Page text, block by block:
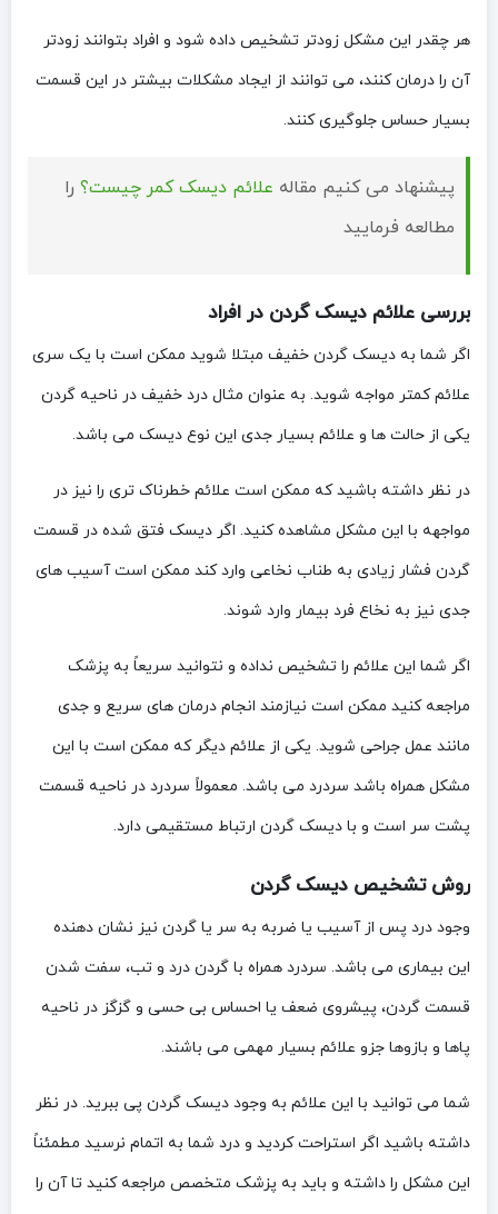
هر چقدر این مشکل زودتر تشخیص داده شود و افراد بتوانند زودتر
آن را درمان کنند، می‌ توانند از ایجاد مشکلات بیشتر در این قسمت
بسیار حساس جلوگیری کنند.
پیشنهاد می کنیم مقاله علائم دیسک کمر چیست؟ را
مطالعه فرمایید
بررسی علائم دیسک گردن در افراد
اگر شما به دیسک گردن خفیف مبتلا شوید ممکن است با یک سری
علائم کمتر مواجه شوید. به عنوان مثال درد خفیف در ناحیه گردن
یکی از حالت‌ ها و علائم بسیار جدی این نوع دیسک می‌ باشد.
در نظر داشته باشید که ممکن است علائم خطرناک‌ تری را نیز در
مواجهه با این مشکل مشاهده کنید. اگر دیسک فتق شده در قسمت
گردن فشار زیادی به طناب نخاعی وارد کند ممکن است آسیب‌ های
جدی نیز به نخاع فرد بیمار وارد شوند.
اگر شما این علائم را تشخیص نداده و نتوانید سریعاً به پزشک
مراجعه کنید ممکن است نیازمند انجام درمان‌ های سریع و جدی
مانند عمل جراحی شوید. یکی از علائم دیگر که ممکن است با این
مشکل همراه باشد سردرد می‌ باشد. معمولاً سردرد در ناحیه قسمت
پشت سر است و با دیسک گردن ارتباط مستقیمی دارد.
روش تشخیص دیسک گردن
وجود درد پس از آسیب یا ضربه به سر یا گردن نیز نشان دهنده
این بیماری می‌ باشد. سردرد همراه با گردن درد و تب، سفت شدن
قسمت گردن، پیشروی ضعف یا احساس بی‌ حسی و گزگز در ناحیه
پاها و بازوها جزو علائم بسیار مهمی می‌ باشند.
شما می‌ توانید با این علائم به وجود دیسک گردن پی ببرید. در نظر
داشته باشید اگر استراحت کردید و درد شما به اتمام نرسید مطمئناً
این مشکل را داشته و باید به پزشک متخصص مراجعه کنید تا آن را